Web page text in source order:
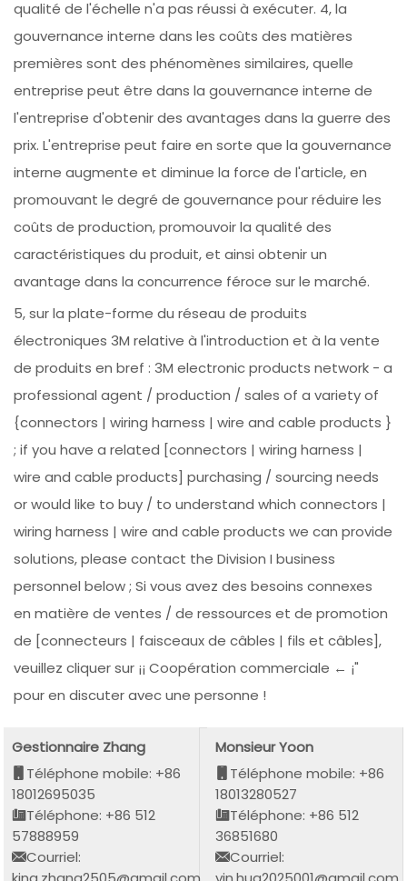
qualité de l'échelle n'a pas réussi à exécuter. 4, la
gouvernance interne dans les coûts des matières
premières sont des phénomènes similaires, quelle
entreprise peut être dans la gouvernance interne de
l'entreprise d'obtenir des avantages dans la guerre des
prix. L'entreprise peut faire en sorte que la gouvernance
interne augmente et diminue la force de l'article, en
promouvant le degré de gouvernance pour réduire les
coûts de production, promouvoir la qualité des
caractéristiques du produit, et ainsi obtenir un
avantage dans la concurrence féroce sur le marché.
5, sur la plate-forme du réseau de produits
électroniques 3M relative à l'introduction et à la vente
de produits en bref : 3M electronic products network - a
professional agent / production / sales of a variety of
{connectors | wiring harness | wire and cable products }
; if you have a related [connectors | wiring harness |
wire and cable products] purchasing / sourcing needs
or would like to buy / to understand which connectors |
wiring harness | wire and cable products we can provide
solutions, please contact the Division I business
personnel below ; Si vous avez des besoins connexes
en matière de ventes / de ressources et de promotion
de [connecteurs | faisceaux de câbles | fils et câbles],
veuillez cliquer sur ¡¡ Coopération commerciale ← ¡"
pour en discuter avec une personne !
Gestionnaire Zhang
Téléphone mobile: +86
18012695035
Téléphone: +86 512
57888959
Courriel:
Monsieur Yoon
Téléphone mobile: +86
18013280527
Téléphone: +86 512
36851680
Courriel: